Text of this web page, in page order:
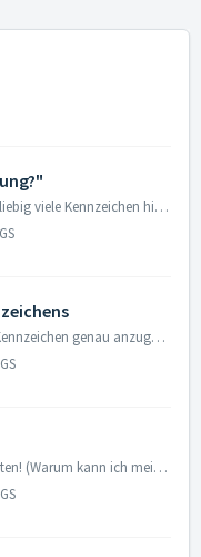
In der Fahrzeugverwaltung können beliebig viele Kennzeichen hinterlegt und diese beliebig oft überarbeitet werden. Daten zu einem Kennzeichen können jederze...
Sollten Sie sich unsicher sein, wie ein Kennzeichen genau anzugeben (Bindestriche, Leerzeichen, Umlaute) ist finden Sie hier mehr Informationen. Um ein ...
Unbedingt vor dem Löschen zu beachten! (Warum kann ich mein Fahrzeug nicht löschen?) Bevor ein Fahrzeug in der Fahrzeug-Verwaltung gelöscht werden kann,...